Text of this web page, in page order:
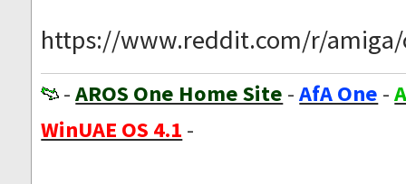
https://www.reddit.com/r/
-AROS One Home Site -AfA One -
WinUAE OS 4.1 -